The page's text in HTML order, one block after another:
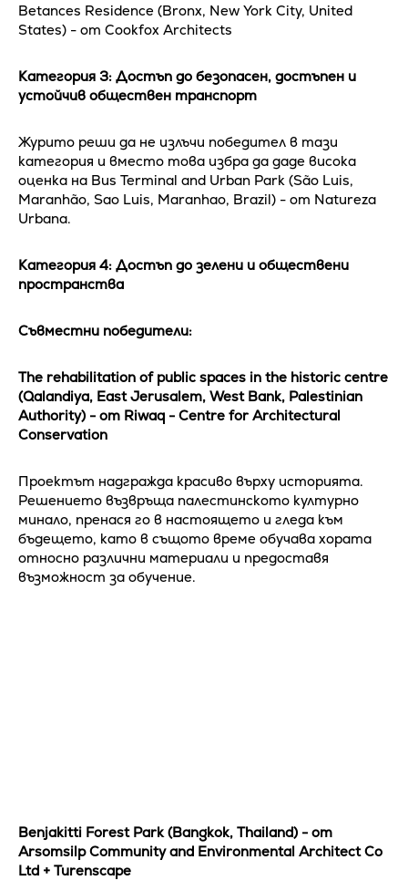
Betances Residence (Bronx, New York City, United
States) - от Cookfox Architects
Категория 3: Достъп до безопасен, достъпен и
устойчив обществен транспорт
Журито реши да не излъчи победител в тази
категория и вместо това избра да даде висока
оценка на Bus Terminal and Urban Park (São Luis,
Maranhão, Sao Luis, Maranhao, Brazil) - от Natureza
Urbana.
Категория 4: Достъп до зелени и обществени
пространства
Съвместни победители:
The rehabilitation of public spaces in the historic centre
(Qalandiya, East Jerusalem, West Bank, Palestinian
Authority) - от Riwaq - Centre for Architectural
Conservation
Проектът надгражда красиво върху историята.
Решението възвръща палестинското културно
минало, пренася го в настоящето и гледа към
бъдещето, като в същото време обучава хората
относно различни материали и предоставя
възможност за обучение.
Benjakitti Forest Park (Bangkok, Thailand) - от
Arsomsilp Community and Environmental Architect Co
Ltd + Turenscape